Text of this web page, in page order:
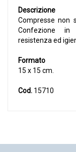
Descrizione
Compresse non
Confezione in
resistenza ed
Formato
15 x 15 cm.
Cod. 15710